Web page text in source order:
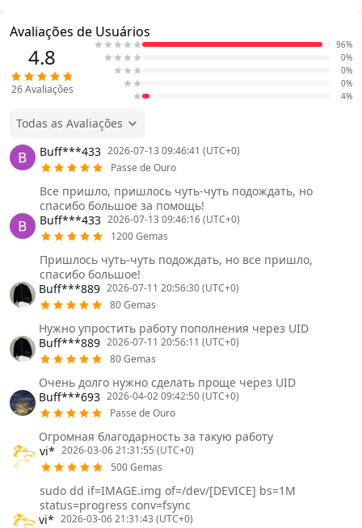
Avaliações de Usuários
4.8
26Avaliações
96%
0%
0%
0%
4%
Todas as Avaliações
Buff***433 2026-07-13 09:46:41 (UTC+0)
Passe de Ouro
Все пришло, пришлось чуть-чуть подождать, но
спасибо большое за помощь!
Buff***433 2026-07-13 09:46:16 (UTC+0)
1200 Gemas
Пришлось чуть-чуть подождать, но все пришло,
спасибо большое!
Buff***889 2026-07-11 20:56:30 (UTC+0)
80 Gemas
Нужно упростить работу пополнения через UID
Buff***889 2026-07-11 20:56:11 (UTC+0)
80 Gemas
Очень долго нужно сделать проще через UID
Buff***693 2026-04-02 09:42:50 (UTC+0)
Passe de Ouro
Огромная благодарность за такую работу
vi* 2026-03-06 21:31:55 (UTC+0)
500 Gemas
sudo dd if=IMAGE.img of=/dev/[DEVICE] bs=1M
status=progress conv=fsync
vi* 2026-03-06 21:31:43 (UTC+0)